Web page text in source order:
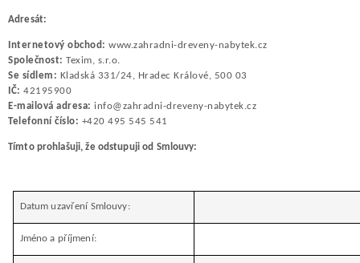
Adresát:
Internetový obchod: www.zahradni-dreveny-nabytek.cz
Společnost: Texim, s.r.o.
Se sídlem: Kladská 331/24, Hradec Králové, 500 03
IČ: 42195900
E-mailová adresa: info@zahradni-dreveny-nabytek.cz
Telefonní číslo: +420 495 545 541
Tímto prohlašuji, že odstupuji od Smlouvy:
Datum uzavření Smlouvy:
Jméno a příjmení: